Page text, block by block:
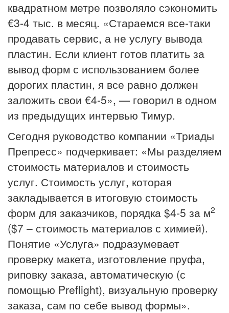
квадратном метре позволяло сэкономить
€3-4 тыс. в месяц. «Стараемся все-таки
продавать сервис, а не услугу вывода
пластин. Если клиент готов платить за
вывод форм с использованием более
дорогих пластин, я все равно должен
заложить свои €4-5», — говорил в одном
из предыдущих интервью Тимур.
Сегодня руководство компании «Триады
Препресс» подчеркивает: «Мы разделяем
стоимость материалов и стоимость
услуг. Стоимость услуг, которая
закладывается в итоговую стоимость
форм для заказчиков, порядка $4-5 за м2
($7 – стоимость материалов с химией).
Понятие «Услуга» подразумевает
проверку макета, изготовление пруфа,
риповку заказа, автоматическую (с
помощью Preflight), визуальную проверку
заказа, сам по себе вывод формы».